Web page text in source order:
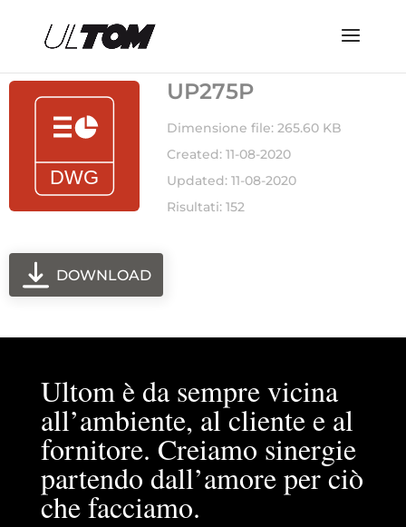
UP275P
Dimensione file: 265.60 KB
Created: 11-08-2020
Updated: 11-08-2020
Risultati: 152
DOWNLOAD
Ultom è da sempre vicina
all’ambiente, al cliente e al
fornitore. Creiamo sinergie
partendo dall’amore per ciò
che facciamo.